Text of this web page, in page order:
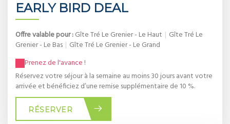
EARLY BIRD DEAL
Offre valable pour :Gîte Tré Le Grenier - Le Haut | Gîte Tré Le
Grenier - Le Bas | Gîte Tré Le Grenier - Le Grand
Prenez de l'avance !
Réservez votre séjour à la semaine au moins 30 jours avant votre
arrivée et bénéficiez d’une remise supplémentaire de 10 %.
RÉSERVER